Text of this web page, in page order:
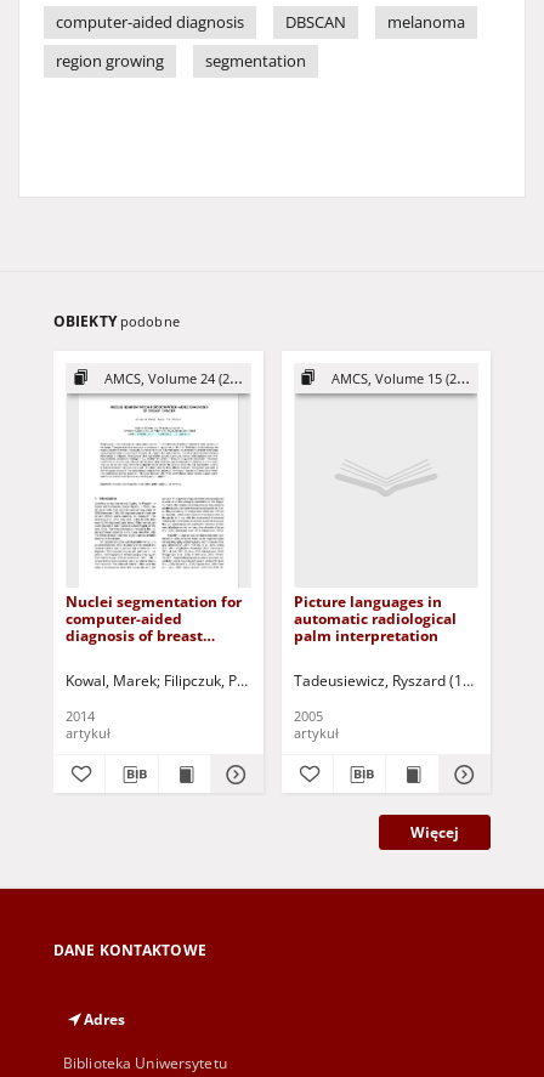
computer-aided diagnosis
DBSCAN
melanoma
region growing
segmentation
OBIEKTY podobne
AMCS, Volume 24 (2014)
Nuclei segmentation for
computer-aided
diagnosis of breast
Kowal, Marek Filipczuk, Paweł Korbicz, Józef (1951- ) - red. Kowal,
2014
artykuł
AMCS, Volume 15 (2005)
Picture languages in
automatic radiological
palm interpretation
Tadeusiewicz, Ryszard (1947- )
2005
artykuł
Więcej
DANE KONTAKTOWE
Adres
Biblioteka Uniwersytetu